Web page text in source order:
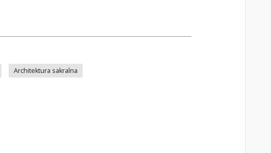
Architektura sakralna